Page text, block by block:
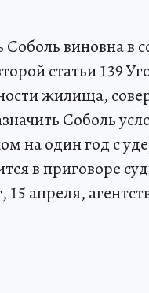
Соболь виновна в
статьи 139
жилища,
Соболь
на один год с
в приговоре
апреля,